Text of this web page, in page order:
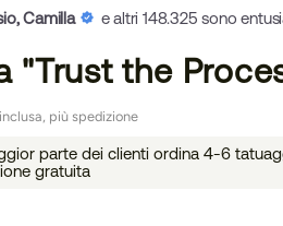
Camilla e altri 148.325 sono
"Trust the
più spedizione
parte dei clienti ordina 4-6
gratuita